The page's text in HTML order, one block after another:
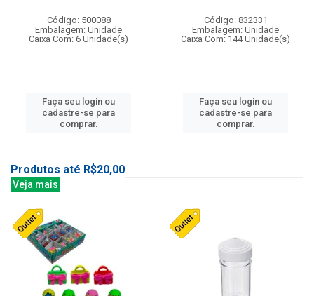
Código: 500088
Embalagem: Unidade
Caixa Com: 6 Unidade(s)
Faça seu login ou
cadastre-se para
comprar.
Código: 832331
Embalagem: Unidade
Caixa Com: 144 Unidade(s)
Faça seu login ou
cadastre-se para
comprar.
Produtos até R$20,00
Veja mais